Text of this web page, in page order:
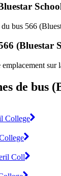
bus 566
(Bluestar
sur
de bus
College
Coll